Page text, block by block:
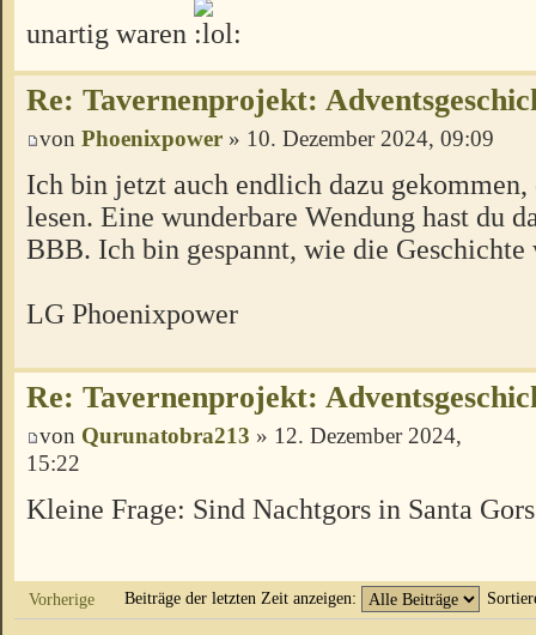
unartig waren
Re: Tavernenprojekt:
von Phoenixpower » 10. Dezember 2024, 09:09
Ich bin jetzt auch endlich dazu gekommen,
lesen. Eine wunderbare Wendung hast du
BBB. Ich bin gespannt, wie die
LG Phoenixpower
Re: Tavernenprojekt:
von Qurunatobra213 » 12. Dezember 2024,
15:22
Kleine Frage: Sind Nachtgors in Santa
Vorherige Beiträge der letzten Zeit anzeigen: